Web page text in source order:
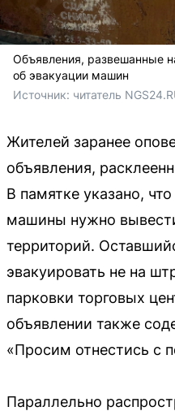
Объявления, развешанные
об эвакуации машин
Источник: читатель
Жителей заранее
объявления,
В памятке указано,
машины нужно
территорий.
эвакуировать не на
парковки торговых
объявлении также
«Просим отнестись с
Параллельно